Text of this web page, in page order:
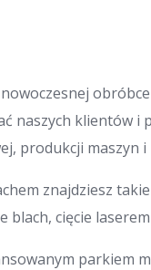
naszych klientów
produkcji maszyn
znajdziesz
blach, cięcie
parkiem